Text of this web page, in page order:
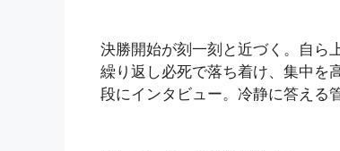
決勝開始が刻一刻と近づく。自ら
繰り返し必死で落ち着け、集中を
段にインタビュー。冷静に答える